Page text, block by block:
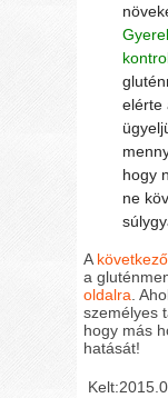
elérte
hogy
ne
A
a
oldalra.
személyes
hogy más
hatását!